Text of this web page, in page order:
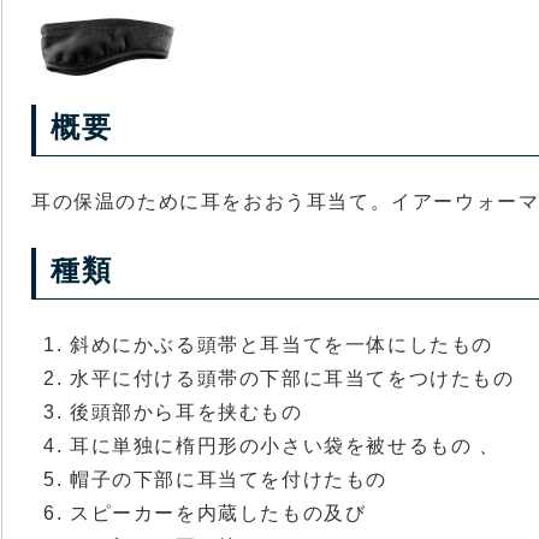
概要
耳の保温のために耳をおおう耳当て。イアーウォー
種類
斜めにかぶる頭帯と耳当てを一体にしたもの
水平に付ける頭帯の下部に耳当てをつけたもの
後頭部から耳を挟むもの
耳に単独に楕円形の小さい袋を被せるもの 、
帽子の下部に耳当てを付けたもの
スピーカーを内蔵したもの及び